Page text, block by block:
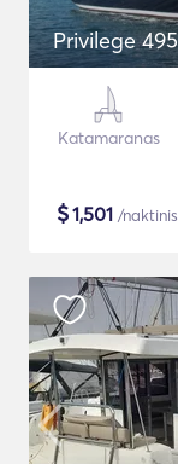
Privilege 495
Katamaranas
$1,501 /naktinis